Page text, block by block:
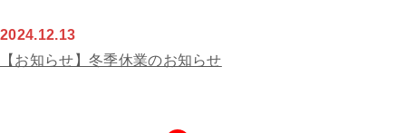
2024.12.13
【お知らせ】冬季休業のお知らせ